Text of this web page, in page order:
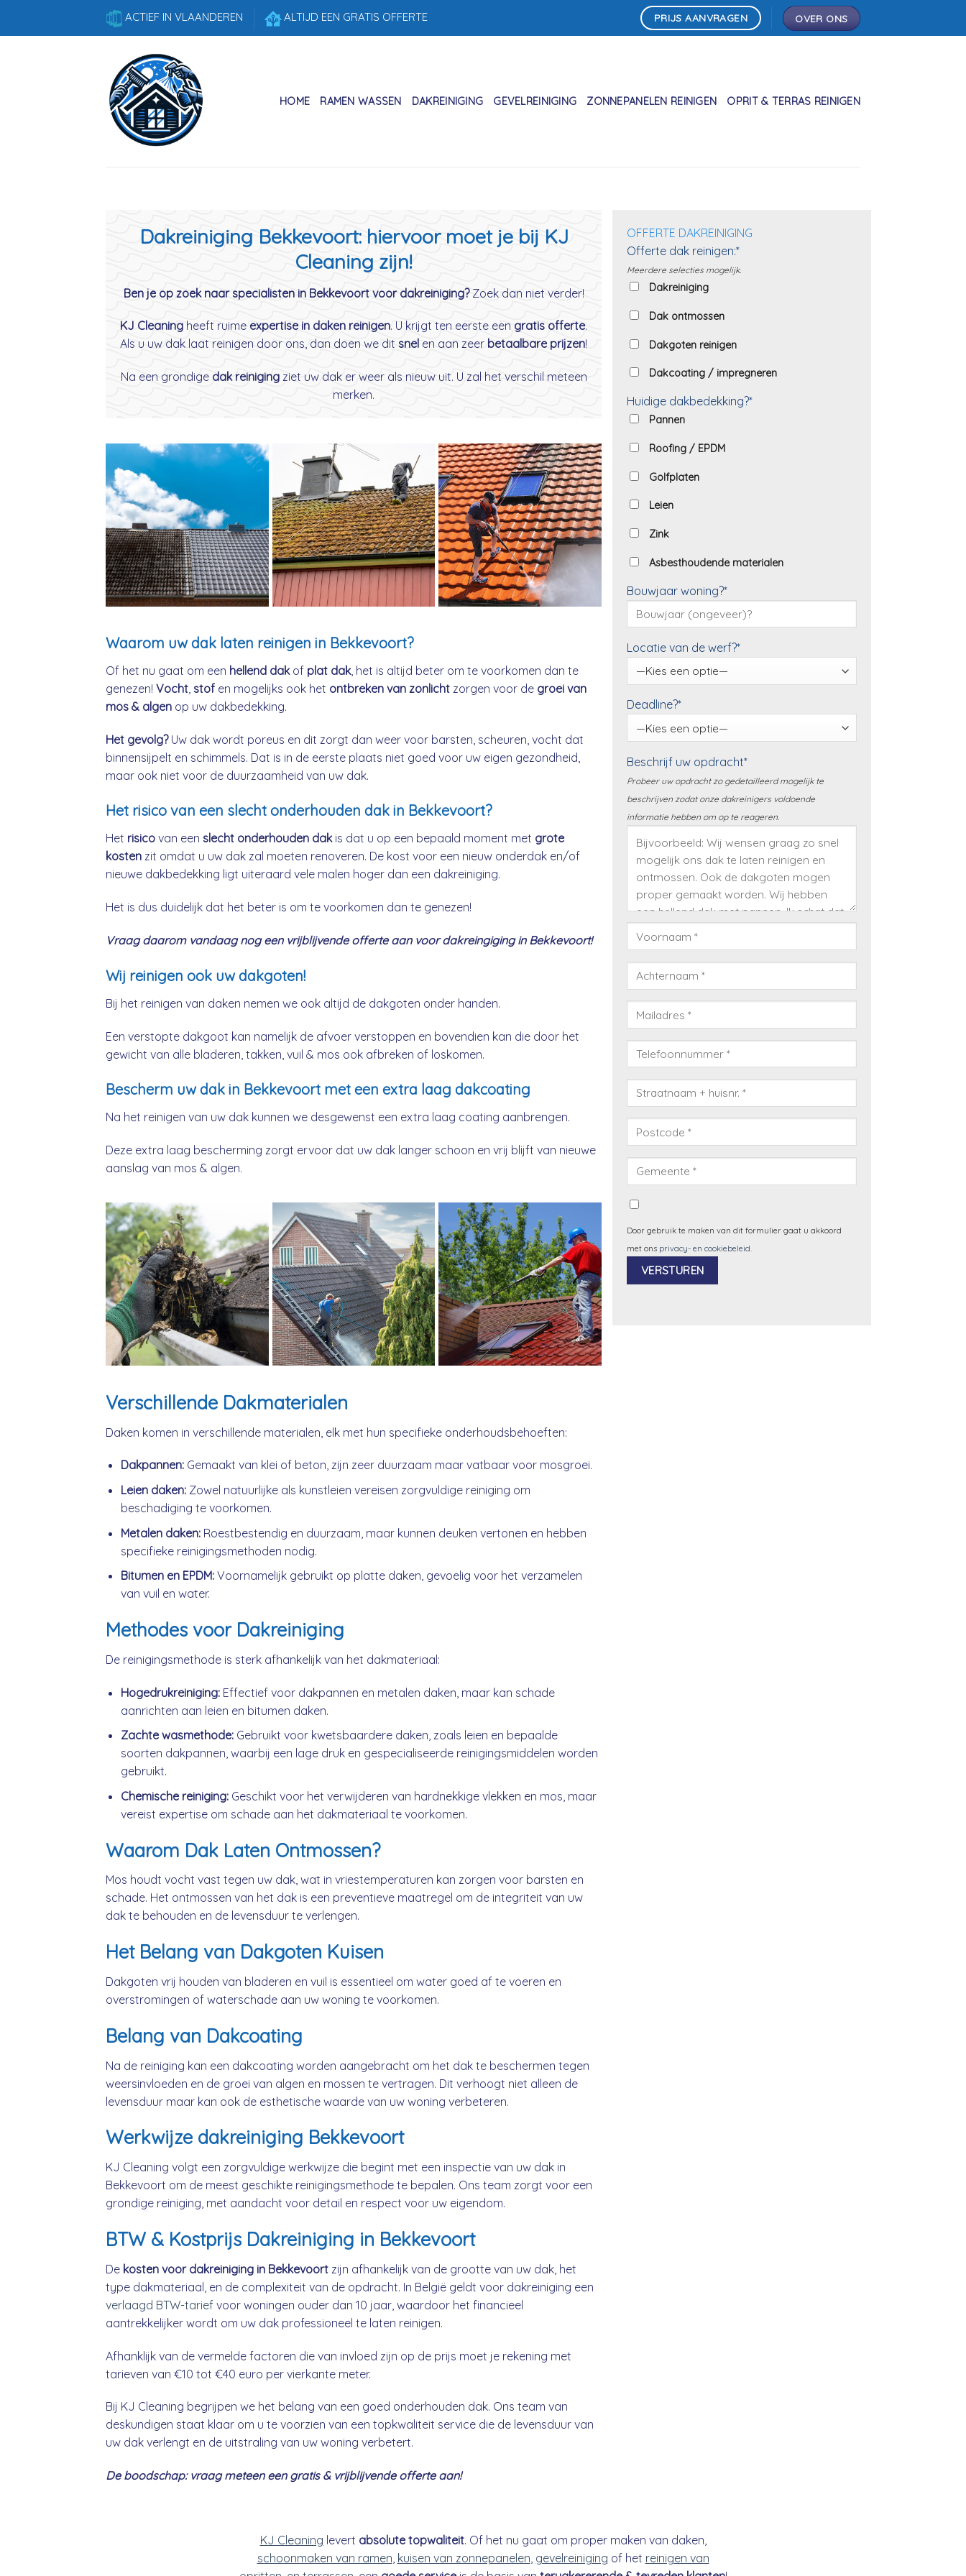
ACTIEF IN VLAANDEREN ALTIJD EEN GRATIS OFFERTE PRIJS AANVRAGEN OVER ONS
HOME RAMEN WASSEN DAKREINIGING GEVELREINIGING ZONNEPANELEN REINIGEN OPRIT & TERRAS REINIGEN
Dakreiniging Bekkevoort: hiervoor moet je bij KJ
Cleaning zijn!
Ben je op zoek naar specialisten in Bekkevoort voor dakreiniging?Zoek dan niet verder!
KJ Cleaning heeft ruime expertise in daken reinigen. U krijgt ten eerste een gratis offerte.
Als u uw dak laat reinigen door ons, dan doen we dit snel en aan zeer betaalbare prijzen!
Na een grondige dak reinigingziet uw dak er weer als nieuw uit. U zal het verschil meteen
merken.
Waarom uw dak laten reinigen in Bekkevoort?
Of het nu gaat om een hellend dakof plat dak, het is altijd beter om te voorkomen dan te
genezen! Vocht stof en mogelijks ook het ontbreken van zonlicht zorgen voor de groei van
mos & algen op uw dakbedekking.
Het gevolg?Uw dak wordt poreus en dit zorgt dan weer voor barsten, scheuren, vocht dat
binnensijpelt en schimmels. Dat is in de eerste plaats niet goed voor uw eigen gezondheid,
maar ook niet voor de duurzaamheid van uw dak.
Het risico van een slecht onderhouden dak in Bekkevoort?
Het risico van een slecht onderhouden dakis dat u op een bepaald moment met grote
kosten zit omdat u uw dak zal moeten renoveren. De kost voor een nieuw onderdak en/of
nieuwe dakbedekking ligt uiteraard vele malen hoger dan een dakreiniging.
Het is dus duidelijk dat het beter is om te voorkomen dan te genezen!
Vraag daarom vandaag nog een vrijblijvende offerte aan voor dakreingiging in Bekkevoort!
Wij reinigen ook uw dakgoten!
Bij het reinigen van daken nemen we ook altijd de dakgoten onder handen.
Een verstopte dakgoot kan namelijk de afvoer verstoppen en bovendien kan die door het
gewicht van alle bladeren, takken, vuil & mos ook afbreken of loskomen.
Bescherm uw dak in Bekkevoort met een extra laag dakcoating
Na het reinigen van uw dak kunnen we desgewenst een extra laag coating aanbrengen.
Deze extra laag bescherming zorgt ervoor dat uw dak langer schoon en vrij blijft van nieuwe
aanslag van mos & algen.
Verschillende Dakmaterialen
Daken komen in verschillende materialen, elk met hun specifieke onderhoudsbehoeften:
Dakpannen:Gemaakt van klei of beton, zijn zeer duurzaam maar vatbaar voor mosgroei.
Leien daken:Zowel natuurlijke als kunstleien vereisen zorgvuldige reiniging om
beschadiging te voorkomen.
Metalen daken:Roestbestendig en duurzaam, maar kunnen deuken vertonen en hebben
specifieke reinigingsmethoden nodig.
Bitumen en EPDM:Voornamelijk gebruikt op platte daken, gevoelig voor het verzamelen
van vuil en water.
Methodes voor Dakreiniging
De reinigingsmethode is sterk afhankelijk van het dakmateriaal:
Hogedrukreiniging:Effectief voor dakpannen en metalen daken, maar kan schade
aanrichten aan leien en bitumen daken.
Zachte wasmethode:Gebruikt voor kwetsbaardere daken, zoals leien en bepaalde
soorten dakpannen, waarbij een lage druk en gespecialiseerde reinigingsmiddelen worden
gebruikt.
Chemische reiniging:Geschikt voor het verwijderen van hardnekkige vlekken en mos, maar
vereist expertise om schade aan het dakmateriaal te voorkomen.
Waarom Dak Laten Ontmossen?
Mos houdt vocht vast tegen uw dak, wat in vriestemperaturen kan zorgen voor barsten en
schade. Het ontmossen van het dak is een preventieve maatregel om de integriteit van uw
dak te behouden en de levensduur te verlengen.
Het Belang van Dakgoten Kuisen
Dakgoten vrij houden van bladeren en vuil is essentieel om water goed af te voeren en
overstromingen of waterschade aan uw woning te voorkomen.
Belang van Dakcoating
Na de reiniging kan een dakcoating worden aangebracht om het dak te beschermen tegen
weersinvloeden en de groei van algen en mossen te vertragen. Dit verhoogt niet alleen de
levensduur maar kan ook de esthetische waarde van uw woning verbeteren.
Werkwijze dakreiniging Bekkevoort
KJ Cleaning volgt een zorgvuldige werkwijze die begint met een inspectie van uw dak in
Bekkevoort om de meest geschikte reinigingsmethode te bepalen. Ons team zorgt voor een
grondige reiniging, met aandacht voor detail en respect voor uw eigendom.
BTW & Kostprijs Dakreiniging in Bekkevoort
De kosten voor dakreiniging in Bekkevoort zijn afhankelijk van de grootte van uw dak, het
type dakmateriaal, en de complexiteit van de opdracht. In België geldt voor dakreiniging een
verlaagd BTW-tarief voor woningen ouder dan 10 jaar, waardoor het financieel
aantrekkelijker wordt om uw dak professioneel te laten reinigen.
Afhanklijk van de vermelde factoren die van invloed zijn op de prijs moet je rekening met
tarieven van €10 tot €40 euro per vierkante meter.
Bij KJ Cleaning begrijpen we het belang van een goed onderhouden dak. Ons team van
deskundigen staat klaar om u te voorzien van een topkwaliteit service die de levensduur van
uw dak verlengt en de uitstraling van uw woning verbetert.
De boodschap: vraag meteen een gratis & vrijblijvende offerte aan!
OFFERTE DAKREINIGING
Offerte dak reinigen:*
Meerdere selecties mogelijk.
Dakreiniging
Dak ontmossen
Dakgoten reinigen
Dakcoating / impregneren
Huidige dakbedekking?*
Pannen
Roofing / EPDM
Golfplaten
Leien
Zink
Asbesthoudende materialen
Bouwjaar woning?*
Locatie van de werf?*
Deadline?*
Beschrijf uw opdracht*
Probeer uw opdracht zo gedetailleerd mogelijk te
beschrijven zodat onze dakreinigers voldoende
informatie hebben om op te reageren.
Door gebruik te maken van dit formulier gaat u akkoord
met ons privacy- en cookiebeleid.
KJ Cleaning levert absolute topwaliteit. Of het nu gaat om proper maken van daken,
schoonmaken van ramen, kuisen van zonnepanelen, gevelreiniging of het reinigen van